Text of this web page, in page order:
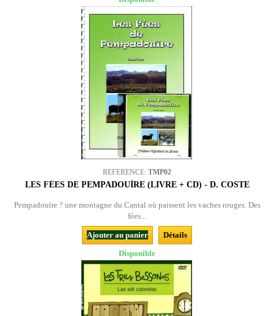
REFERENCE: TMP02
LES FÉES DE PEMPADOUÏRE (LIVRE + CD) - D. COSTE
Pempadouïre ? une montagne du Cantal où paissent les vaches rouges. Des
fées...
Ajouter au panier
Détails
Disponible